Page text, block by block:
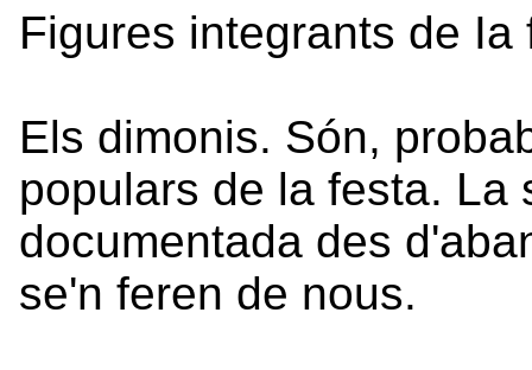
Figures integrants de
Els dimonis. Són,
populars de la festa. La
documentada des
se'n feren de nous.